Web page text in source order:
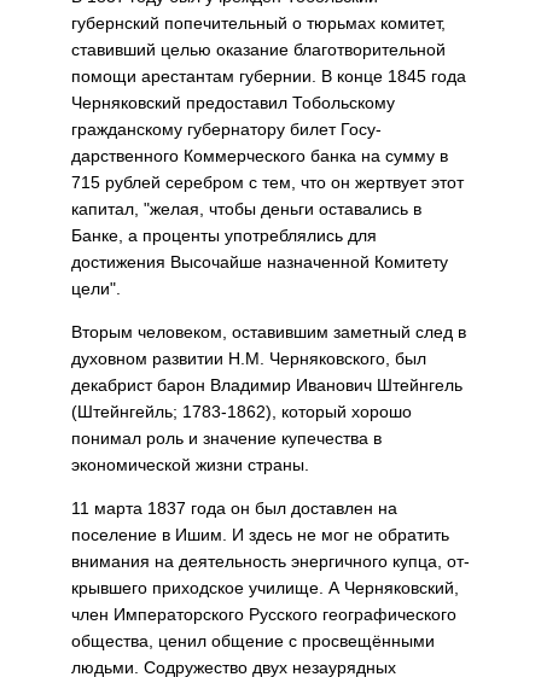
губернский попечитель­ный о тюрьмах комитет,
ставивший целью оказание благотворительной
помощи арестантам губернии. В конце 1845 года
Черняковский предоставил Тобольскому
граждан­скому губернатору билет Госу­
дарственного Коммерческого банка на сумму в
715 рублей серебром с тем, что он жертву­ет этот
капитал, "желая, чтобы деньги оставались в
Банке, а проценты употреблялись для
достижения Высочайше назначенной Комитету
цели".
Вторым человеком, оста­вившим заметный след в
ду­ховном развитии Н.М. Черня­ковского, был
декабрист барон Владимир Иванович Штейн­гель
(Штейнгейль; 1783-1862), который хорошо
понимал роль и значение купечества в
экономической жизни страны.
11 марта 1837 года он был доставлен на
поселение в Ишим. И здесь не мог не обратить
внимания на дея­тельность энергичного купца, от­
крывшего приходское училище. А Черняковский,
член Императорско­го Русского географического
обще­ства, ценил общение с просвещён­ными
людьми. Содружество двух незаурядных